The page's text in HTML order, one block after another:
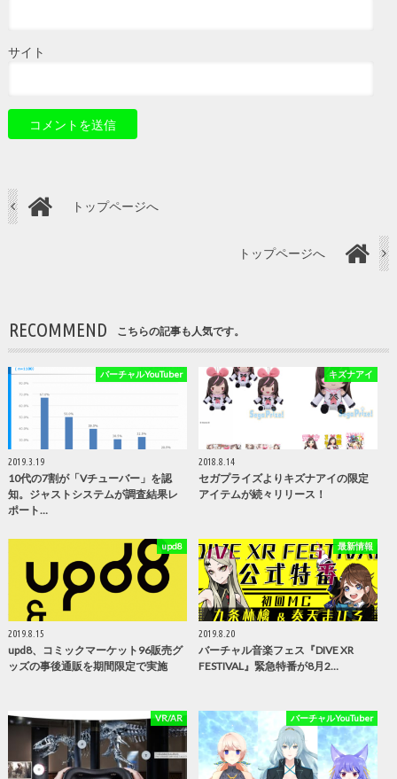
サイト
トップページへ
トップページへ
RECOMMEND こちらの記事も人気です。
バーチャルYouTuber
2019.3.19
10代の7割が「Vチューバー」を認
知。ジャストシステムが調査結果レ
ポート…
キズナアイ
2018.8.14
セガプライズよりキズナアイの限定
アイテムが続々リリース！
upd8
2019.8.15
upd8、コミックマーケット96販売グ
ッズの事後通販を期間限定で実施
最新情報
2019.8.20
バーチャル音楽フェス『DIVE XR
FESTIVAL』緊急特番が8月2…
VR/AR バーチャルYouTuber